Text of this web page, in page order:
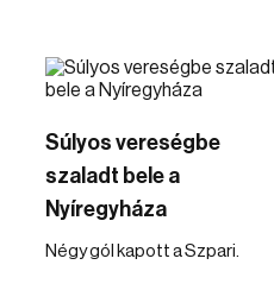
Súlyos vereségbe
szaladt bele a
Nyíregyháza
Négy gól kapott a Szpari.